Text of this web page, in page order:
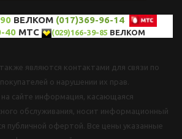
ВЕЛКОМ (017)369-96-14
40МТС (029)166-39-85 ВЕЛКОМ
являются контактами для связи по
о нарушении их прав.
на сайте информация, касающаяся
обслуживания, носит информационный
публичной офертой. Все цены указанные